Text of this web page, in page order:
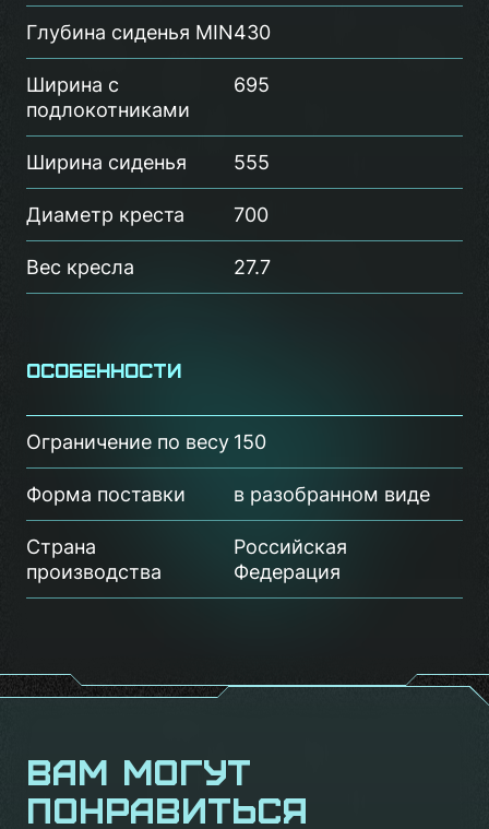
Глубина сиденья MIN430
Ширина с
подлокотниками
695
Ширина сиденья 555
Диаметр креста 700
Вес кресла 27.7
Особенности
Ограничение по весу 150
Форма поставки в разобранном виде
Страна
производства
Российская
Федерация
Вам могут
понравиться